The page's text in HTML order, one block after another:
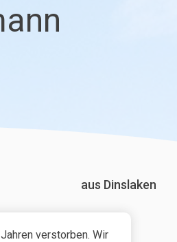
aus Dinslaken
verstorben. Wir